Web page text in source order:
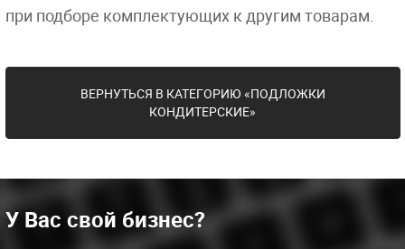
при подборе комплектующих к другим товарам.
ВЕРНУТЬСЯ В КАТЕГОРИЮ «ПОДЛОЖКИ
КОНДИТЕРСКИЕ»
У Вас свой бизнес?